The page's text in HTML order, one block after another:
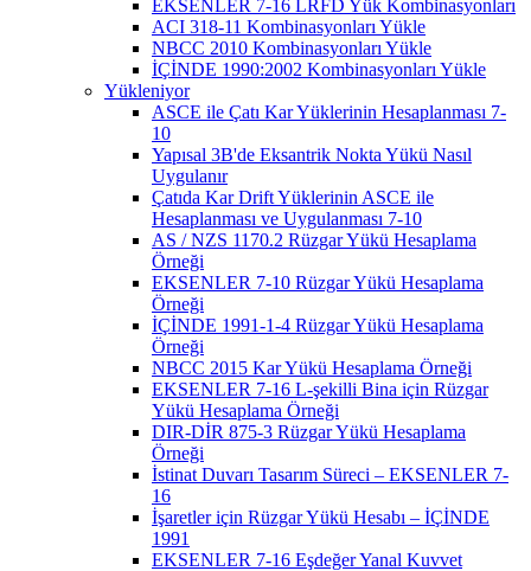
EKSENLER 7-16 LRFD Yük Kombinasyonları
ACI 318-11 Kombinasyonları Yükle
NBCC 2010 Kombinasyonları Yükle
İÇİNDE 1990:2002 Kombinasyonları Yükle
Yükleniyor
ASCE ile Çatı Kar Yüklerinin Hesaplanması 7-
10
Yapısal 3B'de Eksantrik Nokta Yükü Nasıl
Uygulanır
Çatıda Kar Drift Yüklerinin ASCE ile
Hesaplanması ve Uygulanması 7-10
AS / NZS 1170.2 Rüzgar Yükü Hesaplama
Örneği
EKSENLER 7-10 Rüzgar Yükü Hesaplama
Örneği
İÇİNDE 1991-1-4 Rüzgar Yükü Hesaplama
Örneği
NBCC 2015 Kar Yükü Hesaplama Örneği
EKSENLER 7-16 L-şekilli Bina için Rüzgar
Yükü Hesaplama Örneği
DIR-DİR 875-3 Rüzgar Yükü Hesaplama
Örneği
İstinat Duvarı Tasarım Süreci – EKSENLER 7-
16
İşaretler için Rüzgar Yükü Hesabı – İÇİNDE
1991
EKSENLER 7-16 Eşdeğer Yanal Kuvvet